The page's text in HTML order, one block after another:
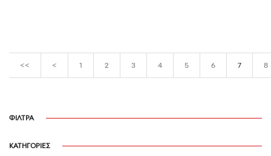
<< < 1 2 3 4 5 6 7 8
ΦΙΛΤΡΑ
ΚΑΤΗΓΟΡΙΕΣ